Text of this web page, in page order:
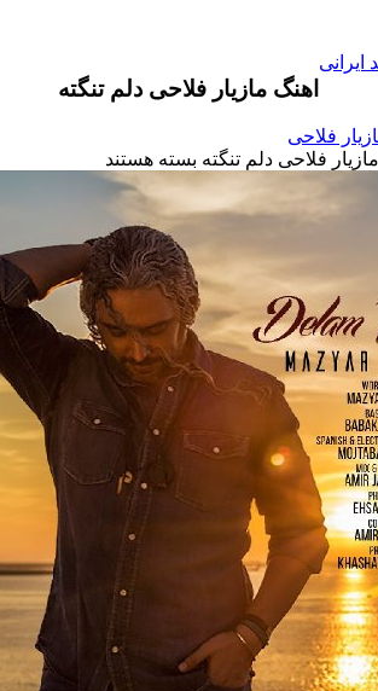
اهنگ مازیار فلاحی دلم تنگته
دلم تنگته بسته هستند